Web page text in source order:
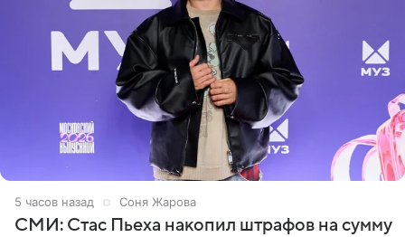
5 часов назад Соня Жарова
СМИ: Стас Пьеха накопил штрафов на сумму